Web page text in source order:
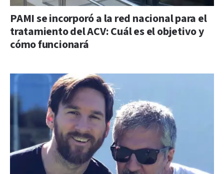
PAMI se incorporó a la red nacional para el
tratamiento del ACV: Cuál es el objetivo y
cómo funcionará